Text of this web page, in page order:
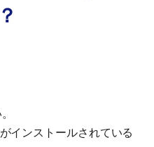
インストールされている